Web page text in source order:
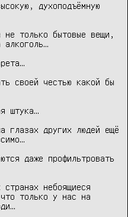
духоподъёмную
не только бытовые вещи,
своей честью какой бы
штука…
глазах других людей ещё
даже профильтровать
небоящиеся
только у нас на